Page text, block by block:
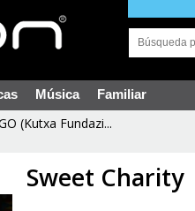
Música Familiar
(Kutxa Fundazi...
Sweet Charity